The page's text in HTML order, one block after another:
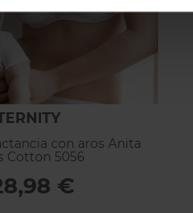
con aros Anita
Cotton 5056
€